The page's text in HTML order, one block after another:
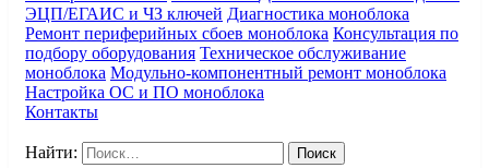
ЭЦП/ЕГАИС и ЧЗ ключей Диагностика моноблока
Ремонт периферийных сбоев моноблока Консультация по
подбору оборудования Техническое обслуживание
моноблока Модульно-компонентный ремонт моноблока
Настройка ОС и ПО моноблока
Контакты
Найти: